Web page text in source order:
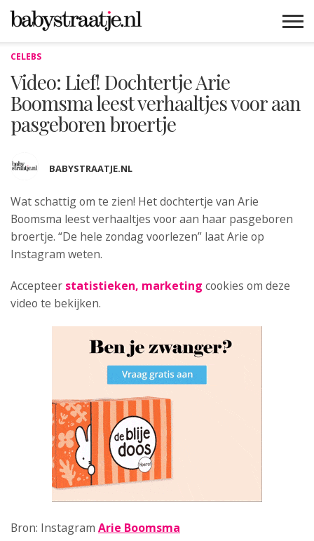
CELEBS
Video: Lief! Dochtertje Arie
Boomsma leest verhaaltjes voor aan
pasgeboren broertje
BABYSTRAATJE.NL
Wat schattig om te zien! Het dochtertje van Arie
Boomsma leest verhaaltjes voor aan haar pasgeboren
broertje. “De hele zondag voorlezen” laat Arie op
Instagram weten.
Accepteer statistieken, marketing cookies om deze
video te bekijken.
Bron: Instagram Arie Boomsma